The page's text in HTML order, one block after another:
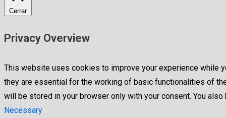
Cerrar
Privacy Overview
This website uses cookies to improve your experience while
they are essential for the working of basic functionalities of
will be stored in your browser only with your consent. You
Necessary